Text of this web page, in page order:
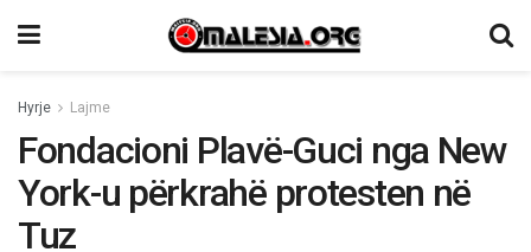
Hyrje Lajme
Fondacioni Plavë-Guci nga New
York-u përkrahë protesten në
Tuz